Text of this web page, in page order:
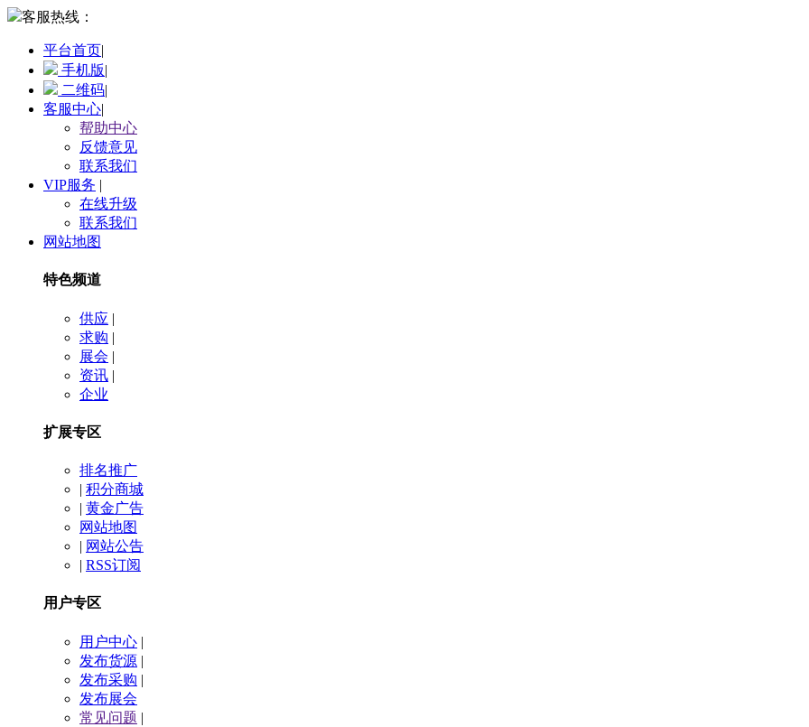
客服热线：
平台首页|
手机版|
二维码|
客服中心|
帮助中心
反馈意见
联系我们
VIP服务 |
在线升级
联系我们
网站地图
特色频道
供应 |
求购 |
展会 |
资讯 |
企业
扩展专区
排名推广
| 积分商城
| 黄金广告
网站地图
| 网站公告
| RSS订阅
用户专区
用户中心 |
发布货源 |
发布采购 |
发布展会
常见问题 |